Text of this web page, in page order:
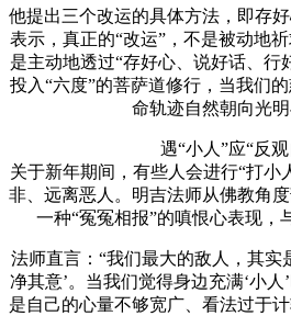
他提出三个改运的具体方法，即存
表示，真正的“改运”，不是被动地
是主动地透过“存好心、说好话、行
投入“六度”的菩萨道修行，当我们
命轨迹自然朝向光明
遇“小人”应“反
关于新年期间，有些人会进行“打小
非、远离恶人。明吉法师从佛教角
一种“冤冤相报”的嗔恨心表现，
法师直言：“我们最大的敌人，其实
净其意’。当我们觉得身边充满‘小
是自己的心量不够宽广、看法过于